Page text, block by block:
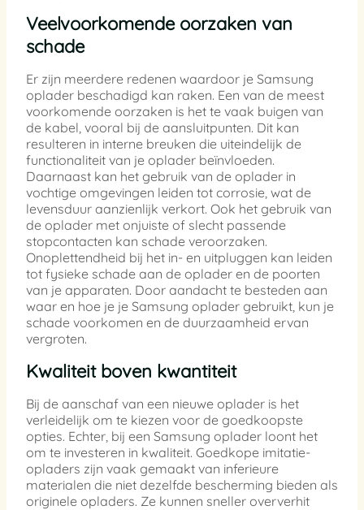
Veelvoorkomende oorzaken van
schade
Er zijn meerdere redenen waardoor je Samsung
oplader beschadigd kan raken. Een van de meest
voorkomende oorzaken is het te vaak buigen van
de kabel, vooral bij de aansluitpunten. Dit kan
resulteren in interne breuken die uiteindelijk de
functionaliteit van je oplader beïnvloeden.
Daarnaast kan het gebruik van de oplader in
vochtige omgevingen leiden tot corrosie, wat de
levensduur aanzienlijk verkort. Ook het gebruik van
de oplader met onjuiste of slecht passende
stopcontacten kan schade veroorzaken.
Onoplettendheid bij het in- en uitpluggen kan leiden
tot fysieke schade aan de oplader en de poorten
van je apparaten. Door aandacht te besteden aan
waar en hoe je je Samsung oplader gebruikt, kun je
schade voorkomen en de duurzaamheid ervan
vergroten.
Kwaliteit boven kwantiteit
Bij de aanschaf van een nieuwe oplader is het
verleidelijk om te kiezen voor de goedkoopste
opties. Echter, bij een Samsung oplader loont het
om te investeren in kwaliteit. Goedkope imitatie-
opladers zijn vaak gemaakt van inferieure
materialen die niet dezelfde bescherming bieden als
originele opladers. Ze kunnen sneller oververhit